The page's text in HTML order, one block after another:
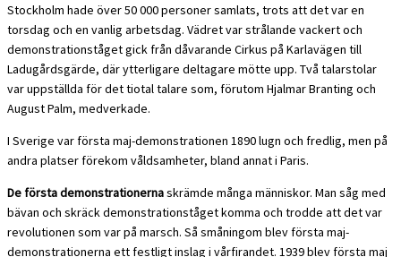
Stockholm hade över 50 000 personer samlats, trots att det var en
torsdag och en vanlig arbetsdag. Vädret var strålande vackert och
demonstrationståget gick från dåvarande Cirkus på Karlavägen till
Ladugårdsgärde, där ytterligare deltagare mötte upp. Två talarstolar
var uppställda för det tiotal talare som, förutom Hjalmar Branting och
August Palm, medverkade.
I Sverige var första maj-demonstrationen 1890 lugn och fredlig, men på
andra platser förekom våldsamheter, bland annat i Paris.
De första demonstrationernaskrämde många människor. Man såg med
bävan och skräck demonstrationståget komma och trodde att det var
revolutionen som var på marsch. Så småningom blev första maj-
demonstrationerna ett festligt inslag i vårfirandet. 1939 blev första maj